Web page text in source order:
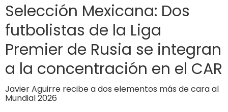
Selección Mexicana: Dos
futbolistas de la Liga
Premier de Rusia se integran
a la concentración en el CAR
Javier Aguirre recibe a dos elementos más de cara al
Mundial 2026